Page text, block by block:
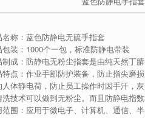
名称：蓝色防静电无硫手指套
包装：1000个一包，标准防静电带装
成：防静电无粉尘指套是由纯天然丁腈
特点：作业手部防护装备，防止指尖磨
人体静电荷，防止员工操作时因手汗，
洗技术可以做到无粉尘。而且防静电指数
范围：应用于微电子、计算机、通信、